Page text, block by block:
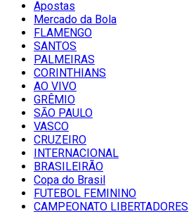
Apostas
Mercado da Bola
FLAMENGO
SANTOS
PALMEIRAS
CORINTHIANS
AO VIVO
GRÊMIO
SĀO PAULO
VASCO
CRUZEIRO
INTERNACIONAL
BRASILEIRÃO
Copa do Brasil
FUTEBOL FEMININO
CAMPEONATO LIBERTADORES